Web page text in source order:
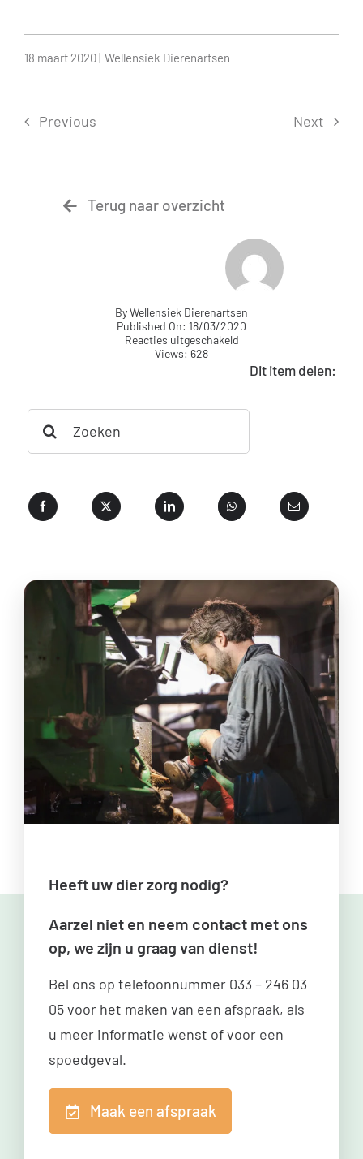
18 maart 2020 | Wellensiek Dierenartsen
Previous Next
Terug naar overzicht
ByWellensiek Dierenartsen
Published On: 18/03/2020
Reacties uitgeschakeldvoor
Views: 628
Search
Dit item delen:
Heeft uw dier zorg nodig?
Aarzel niet en neem contact met ons
op, we zijn u graag van dienst!
Bel ons op telefoonnummer 033 – 246 03
05voor het maken van een afspraak, als
u meer informatie wenst of voor een
spoedgeval.
Maak een afspraak